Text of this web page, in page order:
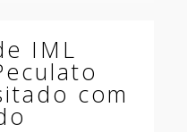
IML
com